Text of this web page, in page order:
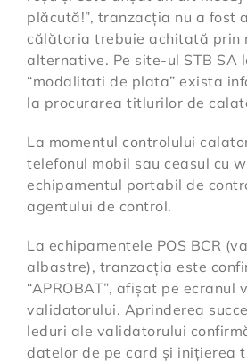
plăcută!”, tranzacția nu a fost
călătoria trebuie achitată prin
alternative. Pe site-ul STB SA
“modalitati de plata” exista
la procurarea titlurilor de
La momentul controlului
telefonul mobil sau ceasul cu
echipamentul portabil de
agentului de control.
La echipamentele POS BCR
albastre), tranzacția este
“APROBAT”, afișat pe ecranul
validatorului. Aprinderea
leduri ale validatorului
datelor de pe card și inițierea